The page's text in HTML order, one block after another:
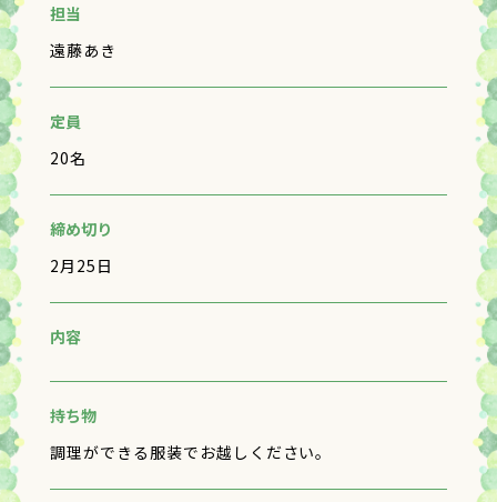
担当
遠藤あき
定員
20名
締め切り
2月25日
内容
持ち物
調理ができる服装でお越しください。